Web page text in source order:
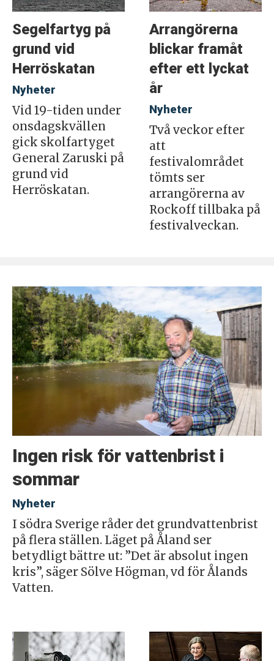
Segelfartyg på
grund vid
Herröskatan
Nyheter
Vid 19-tiden under
onsdagskvällen
gick skolfartyget
General Zaruski på
grund vid
Herröskatan.
Arrangörerna
blickar framåt
efter ett lyckat
år
Nyheter
Två veckor efter
att
festivalområdet
tömts ser
arrangörerna av
Rockoff tillbaka på
festivalveckan.
Ingen risk för vattenbrist i
sommar
Nyheter
I södra Sverige råder det grundvattenbrist
på flera ställen. Läget på Åland ser
betydligt bättre ut: ”Det är absolut ingen
kris”, säger Sölve Högman, vd för Ålands
Vatten.